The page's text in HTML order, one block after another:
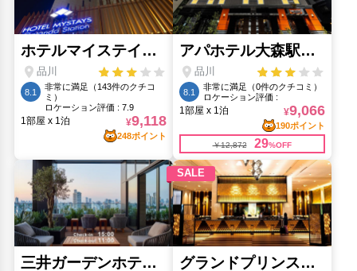
東海道五十三次（東海道五十三駅）(860m)
森美術館(4.74km)
権源山公園(700m)
武蔵小山商店街パルム(3.73km)
カレッタ汐留(5.24km)
清光寺(690m)
清石公園(170m)
カトリック目黒教会(3.03km)
まんえんがねんけいしせつ記念碑(4.13km)
誕生八幡神社(2.98km)
赤穂事件館(2.11km)
都立潮風公園(2.16km)
開運寺(1.22km)
人気スポット